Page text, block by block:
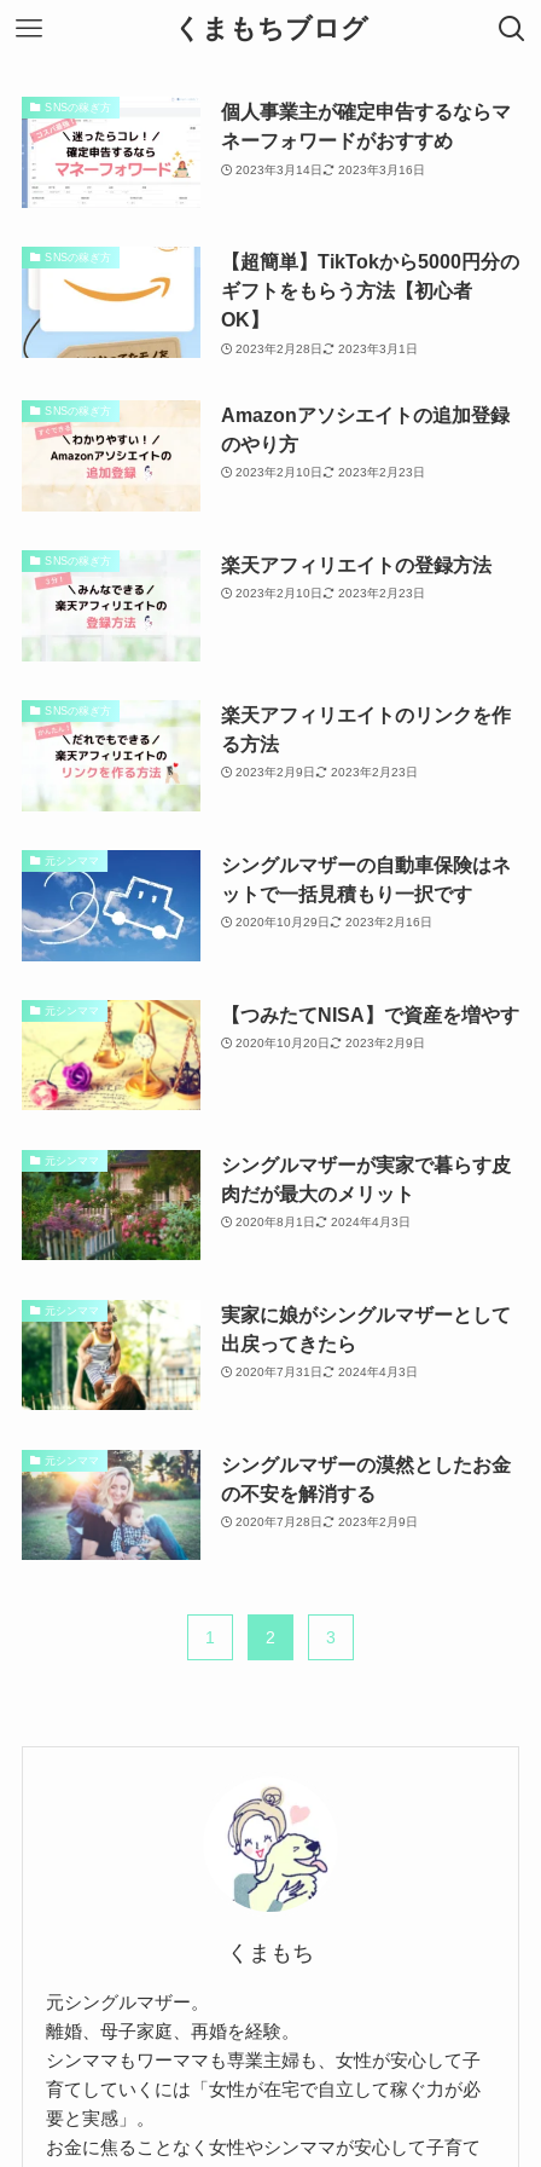
くまもちブログ
SNSの稼ぎ方
個人事業主が確定申告するならマ
ネーフォワードがおすすめ
2023年3月14日 2023年3月16日
SNSの稼ぎ方
【超簡単】TikTokから5000円分の
ギフトをもらう方法【初心者
OK】
2023年2月28日 2023年3月1日
SNSの稼ぎ方
Amazonアソシエイトの追加登録
のやり方
2023年2月10日 2023年2月23日
SNSの稼ぎ方 楽天アフィリエイトの登録方法
2023年2月10日 2023年2月23日
SNSの稼ぎ方
楽天アフィリエイトのリンクを作
る方法
2023年2月9日 2023年2月23日
元シンママ
シングルマザーの自動車保険はネ
ットで一括見積もり一択です
2020年10月29日 2023年2月16日
元シンママ 【つみたてNISA】で資産を増やす
2020年10月20日 2023年2月9日
元シンママ
シングルマザーが実家で暮らす皮
肉だが最大のメリット
2020年8月1日 2024年4月3日
元シンママ
実家に娘がシングルマザーとして
出戻ってきたら
2020年7月31日 2024年4月3日
元シンママ
シングルマザーの漠然としたお金
の不安を解消する
2020年7月28日 2023年2月9日
1 2 3
くまもち
元シングルマザー。
離婚、母子家庭、再婚を経験。
シンママもワーママも専業主婦も、女性が安心して子
育てしていくには「女性が在宅で自立して稼ぐ力が必
要と実感」。
お金に焦ることなく女性やシンママが安心して子育て